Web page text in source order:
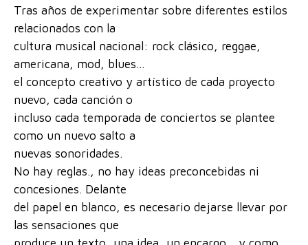
Tras años de experimentar sobre diferentes estilos
relacionados con la
cultura musical nacional: rock clásico, reggae,
americana, mod, blues…
el concepto creativo y artístico de cada proyecto
nuevo, cada canción o
incluso cada temporada de conciertos se plantee
como un nuevo salto a
nuevas sonoridades.
No hay reglas., no hay ideas preconcebidas ni
concesiones. Delante
del papel en blanco, es necesario dejarse llevar por
las sensaciones que